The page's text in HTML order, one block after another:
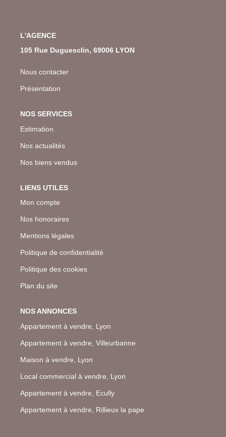
L'AGENCE
105 Rue Duguesclin, 69006 LYON
Nous contacter
Présentation
NOS SERVICES
Estimation
Nos actualités
Nos biens vendus
LIENS UTILES
Mon compte
Nos honoraires
Mentions légales
Politique de confidentialité
Politique des cookies
Plan du site
NOS ANNONCES
Appartement à vendre, Lyon
Appartement à vendre, Villeurbanne
Maison à vendre, Lyon
Local commercial à vendre, Lyon
Appartement à vendre, Ecully
Appartement à vendre, Rillieux la pape